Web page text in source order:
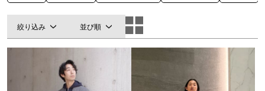
絞り込み 並び順